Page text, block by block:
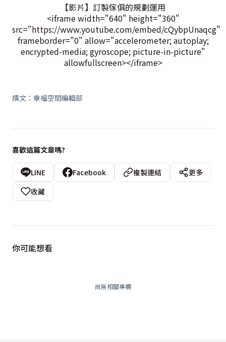
【影片】訂製傢俱的規劃運用
<iframe width="640" height="360"
src="https://www.youtube.com/embed/cQybpUnaqcg"
frameborder="0" allow="accelerometer; autoplay;
encrypted-media; gyroscope; picture-in-picture"
allowfullscreen></iframe>
撰文：幸福空間編輯部
喜歡這篇文章嗎?
LINE Facebook 複製連結
更多
收藏
你可能想看
尚無相關專欄